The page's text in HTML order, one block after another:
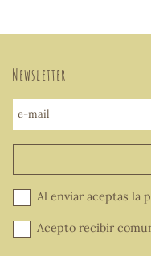
Newsletter
e-mail
Al enviar aceptas la
Acepto recibir